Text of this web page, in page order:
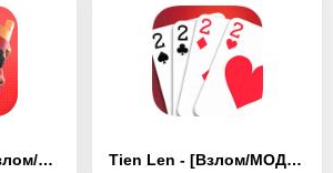
Clash Royale - [Взлом/МОД Много денег] Tien Len - [Взлом/МОД Unlocked]